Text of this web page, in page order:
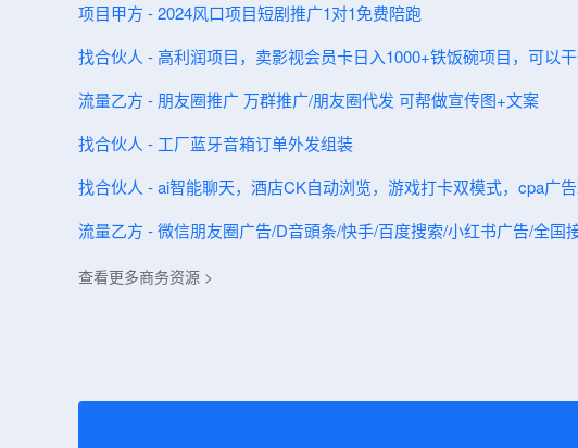
项目甲方 - 2024风口项目短剧推广1对1免费陪跑
找合伙人 - 高利润项目，卖影视会员卡日入1000+铁饭碗项目，可以
流量乙方 - 朋友圈推广 万群推广/朋友圈代发 可帮做宣传图+文案
找合伙人 - 工厂蓝牙音箱订单外发组装
找合伙人 - ai智能聊天，酒店CK自动浏览，游戏打卡双模式，cpa广
流量乙方 - 微信朋友圈‬广告/D音‬頭条/快手/百度搜索/小红书广告/全国
查看更多商务资源 >